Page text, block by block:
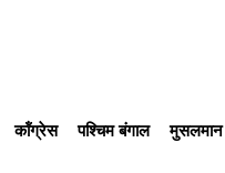
कॉंग्रेस पश्चिम बंगाल मुसलमान